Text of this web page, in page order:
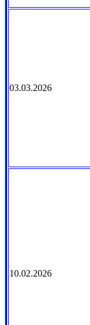
03.03.2026
10.02.2026